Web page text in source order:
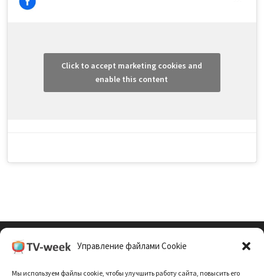
Управление файлами Cookie
Мы используем файлы cookie, чтобы улучшить работу сайта, повысить его
Click to accept marketing cookies and
enable this content